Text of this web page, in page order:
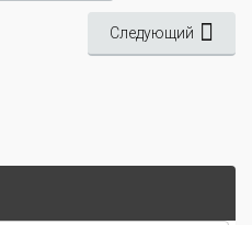
Следующий